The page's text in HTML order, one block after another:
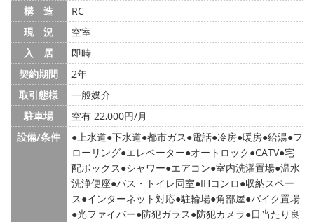
構 造
RC
現 況
空室
入 居
即時
契約期間
2年
取引態様
一般媒介
駐車場
空有 22,000円/月
設備/条件
上水道 下水道 都市ガス 電話 冷房 暖房 給湯 フ
ローリング エレベーター オートロック CATV 宅
配ボックス シャワー エアコン 室内洗濯置場 温水
洗浄便座 バス・トイレ同室 IHコンロ 収納スペー
ス インターネット対応 駐輪場 角部屋 バイク置場
光ファイバー 防犯ガラス 防犯カメラ
日当たり良